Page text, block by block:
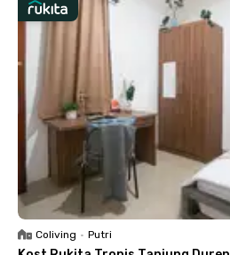
Coliving • Putri